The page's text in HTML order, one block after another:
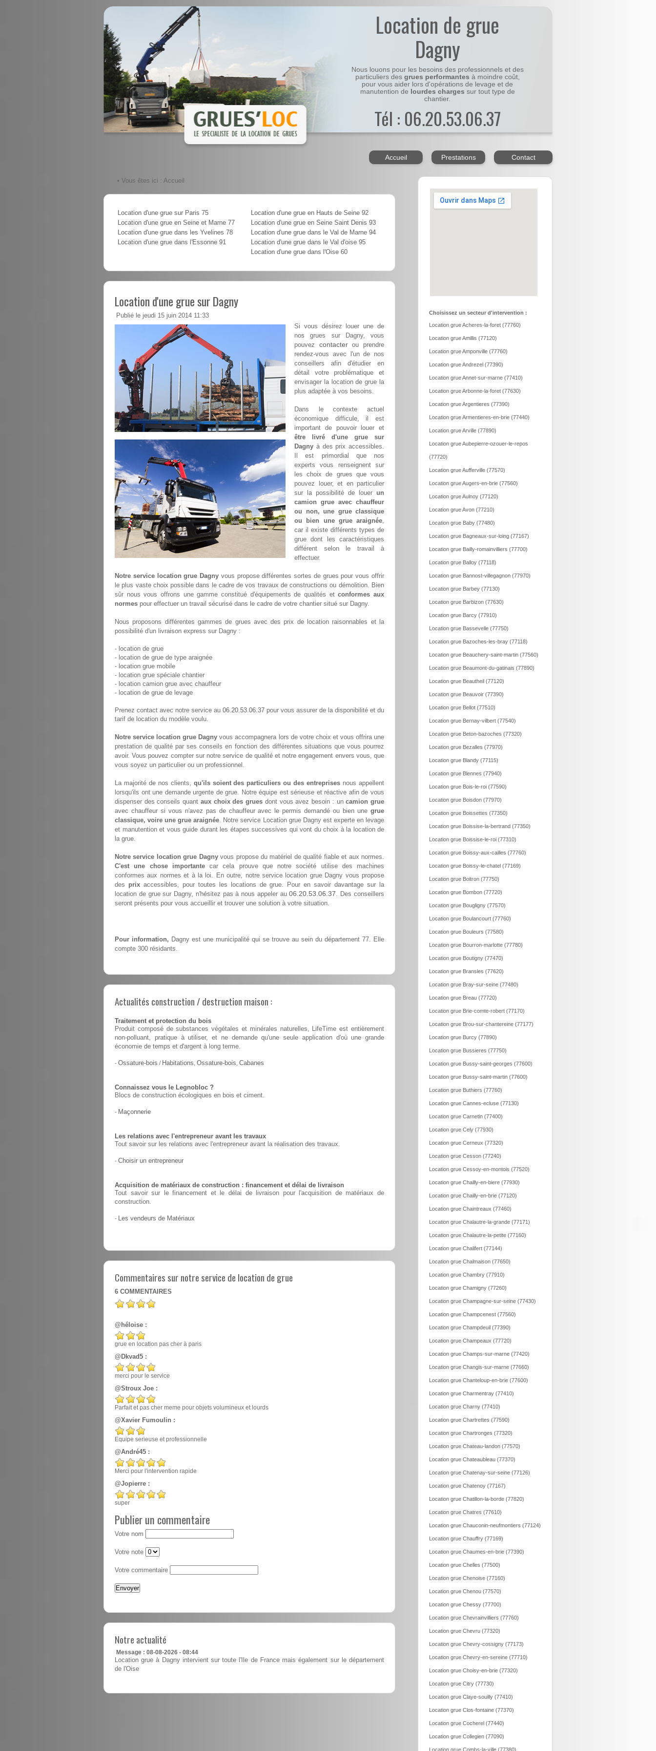
Location de grue
Dagny
Nous louons pour les besoins des professionnels et des
particuliers des grues performantes à moindre coût,
pour vous aider lors d'opérations de levage et de
manutention de lourdes charges sur tout type de
chantier.
Tél : 06.20.53.06.37
Accueil Prestations Contact
• Vous êtes ici : Accueil
Location d'une grue sur Paris 75
Location d'une grue en Seine et Marne 77
Location d'une grue dans les Yvelines 78
Location d'une grue dans l'Essonne 91
Location d'une grue en Hauts de Seine 92
Location d'une grue en Seine Saint Denis 93
Location d'une grue dans le Val de Marne 94
Location d'une grue dans le Val d'oise 95
Location d'une grue dans l'Oise 60
Location d'une grue sur Dagny
Publié le jeudi 15 juin 2014 11:33
Si vous désirez louer une de
nos grues sur Dagny, vous
pouvez contacterou prendre
rendez-vous avec l'un de nos
conseillers afin d'étudier en
détail votre problématique et
envisager la location de grue la
plus adaptée à vos besoins.
Dans le contexte actuel
économique difficule, il est
important de pouvoir louer et
être livré d'une grue sur
Dagny à des prix accessibles.
Il est primordial que nos
experts vous renseignent sur
les choix de grues que vous
pouvez louer, et en particulier
sur la possibilité de louer un
camion grue avec chauffeur
ou non, une grue classique
ou bien une grue araignée,
car il existe différents types de
grue dont les caractéristiques
différent selon le travail à
effectuer.
Notre service location grue Dagny vous propose différentes sortes de grues pour vous offrir
le plus vaste choix possible dans le cadre de vos travaux de constructions ou démolition. Bien
sûr nous vous offrons une gamme constitué d'équipements de qualités etconformes aux
normes pour effectuer un travail sécurisé dans le cadre de votre chantier situé sur Dagny.
Nous proposons différentes gammes de grues avec des prix de location raisonnables et la
possibilité d'un livraison express sur Dagny :
- location de grue
- location de grue de type araignée
- location grue mobile
- location grue spéciale chantier
- location camion grue avec chauffeur
- location de grue de levage
Prenez contact avec notre service au 06.20.53.06.37 pour vous assurer de la disponibilité et du
tarif de location du modèle voulu.
Notre service location grue Dagny vous accompagnera lors de votre choix et vous offrira une
prestation de qualité par ses conseils en fonction des différentes situations que vous pourrez
avoir. Vous pouvez compter sur notre service de qualité et notre engagement envers vous, que
vous soyez un particulier ou un professionnel.
La majorité de nos clients, qu'ils soient des particuliers ou des entreprises nous appellent
lorsqu'ils ont une demande urgente de grue. Notre équipe est sérieuse et réactive afin de vous
dispenser des conseils quant aux choix des grues dont vous avez besoin : uncamion grue
avec chauffeur si vous n'avez pas de chauffeur avec le permis demandé ou bien une grue
classique, voire une grue araignée. Notre service Location grue Dagny est experte en levage
et manutention et vous guide durant les étapes successives qui vont du choix à la location de
la grue.
Notre service location grue Dagnyvous propose du matériel de qualité fiable et aux normes.
C'est une chose importantecar cela prouve que notre société utilise des machines
conformes aux normes et à la loi. En outre, notre service location grue Dagny vous propose
des prixaccessibles, pour toutes les locations de grue. Pour en savoir davantage sur la
location de grue sur Dagny, n'hésitez pas à nous appeler au06.20.53.06.37. Des conseillers
seront présents pour vous accueillir et trouver une solution à votre situation.
Pour information, Dagny est une municipalité qui se trouve au sein du département 77. Elle
compte 300 résidants.
Actualités construction / destruction maison :
Traitement et protection du bois
Produit composé de substances végétales et minérales naturelles, LifeTime est entièrement
non-polluant, pratique à utiliser, et ne demande qu'une seule application d'où une grande
économie de temps et d'argent à long terme.
- Ossature-bois / Habitations, Ossature-bois, Cabanes
Connaissez vous le Legnobloc ?
Blocs de construction écologiques en bois et ciment.
- Maçonnerie
Les relations avec l'entrepreneur avant les travaux
Tout savoir sur les relations avec l'entrepreneur avant la réalisation des travaux.
- Choisir un entrepreneur
Acquisition de matériaux de construction : financement et délai de livraison
Tout savoir sur le financement et le délai de livraison pour l'acquisition de matériaux de
construction.
- Les vendeurs de Matériaux
Commentaires sur notre service de location de grue
6 COMMENTAIRES
@héloise :
grue en location pas cher à paris
@Dkvad5 :
merci pour le service
@Stroux Joe :
Parfait et pas cher meme pour objets volumineux et lourds
@Xavier Fumoulin :
Equipe serieuse et professionnelle
@André45 :
Merci pour l'intervention rapide
@Jopierre :
super
Publier un commentaire
Votre nom
Votre note
Votre commentaire
Notre actualité
Message : 08-08-2026 - 08:44
Location grue à Dagny intervient sur toute l'Ile de France mais également sur le département
de l'Oise
Choisissez un secteur d'intervention :
Location grue Acheres-la-foret (77760)
Location grue Amillis (77120)
Location grue Amponville (77760)
Location grue Andrezel (77390)
Location grue Annet-sur-marne (77410)
Location grue Arbonne-la-foret (77630)
Location grue Argentieres (77390)
Location grue Armentieres-en-brie (77440)
Location grue Arville (77890)
Location grue Aubepierre-ozouer-le-repos
(77720)
Location grue Aufferville (77570)
Location grue Augers-en-brie (77560)
Location grue Aulnoy (77120)
Location grue Avon (77210)
Location grue Baby (77480)
Location grue Bagneaux-sur-loing (77167)
Location grue Bailly-romainvilliers (77700)
Location grue Balloy (77118)
Location grue Bannost-villegagnon (77970)
Location grue Barbey (77130)
Location grue Barbizon (77630)
Location grue Barcy (77910)
Location grue Bassevelle (77750)
Location grue Bazoches-les-bray (77118)
Location grue Beauchery-saint-martin (77560)
Location grue Beaumont-du-gatinais (77890)
Location grue Beautheil (77120)
Location grue Beauvoir (77390)
Location grue Bellot (77510)
Location grue Bernay-vilbert (77540)
Location grue Beton-bazoches (77320)
Location grue Bezalles (77970)
Location grue Blandy (77115)
Location grue Blennes (77940)
Location grue Bois-le-roi (77590)
Location grue Boisdon (77970)
Location grue Boissettes (77350)
Location grue Boissise-la-bertrand (77350)
Location grue Boissise-le-roi (77310)
Location grue Boissy-aux-cailles (77760)
Location grue Boissy-le-chatel (77169)
Location grue Boitron (77750)
Location grue Bombon (77720)
Location grue Bougligny (77570)
Location grue Boulancourt (77760)
Location grue Bouleurs (77580)
Location grue Bourron-marlotte (77780)
Location grue Boutigny (77470)
Location grue Bransles (77620)
Location grue Bray-sur-seine (77480)
Location grue Breau (77720)
Location grue Brie-comte-robert (77170)
Location grue Brou-sur-chantereine (77177)
Location grue Burcy (77890)
Location grue Bussieres (77750)
Location grue Bussy-saint-georges (77600)
Location grue Bussy-saint-martin (77600)
Location grue Buthiers (77760)
Location grue Cannes-ecluse (77130)
Location grue Carnetin (77400)
Location grue Cely (77930)
Location grue Cerneux (77320)
Location grue Cesson (77240)
Location grue Cessoy-en-montois (77520)
Location grue Chailly-en-biere (77930)
Location grue Chailly-en-brie (77120)
Location grue Chaintreaux (77460)
Location grue Chalautre-la-grande (77171)
Location grue Chalautre-la-petite (77160)
Location grue Chalifert (77144)
Location grue Chalmaison (77650)
Location grue Chambry (77910)
Location grue Chamigny (77260)
Location grue Champagne-sur-seine (77430)
Location grue Champcenest (77560)
Location grue Champdeuil (77390)
Location grue Champeaux (77720)
Location grue Champs-sur-marne (77420)
Location grue Changis-sur-marne (77660)
Location grue Chanteloup-en-brie (77600)
Location grue Charmentray (77410)
Location grue Charny (77410)
Location grue Chartrettes (77590)
Location grue Chartronges (77320)
Location grue Chateau-landon (77570)
Location grue Chateaubleau (77370)
Location grue Chatenay-sur-seine (77126)
Location grue Chatenoy (77167)
Location grue Chatillon-la-borde (77820)
Location grue Chatres (77610)
Location grue Chauconin-neufmontiers (77124)
Location grue Chauffry (77169)
Location grue Chaumes-en-brie (77390)
Location grue Chelles (77500)
Location grue Chenoise (77160)
Location grue Chenou (77570)
Location grue Chessy (77700)
Location grue Chevrainvilliers (77760)
Location grue Chevru (77320)
Location grue Chevry-cossigny (77173)
Location grue Chevry-en-sereine (77710)
Location grue Choisy-en-brie (77320)
Location grue Citry (77730)
Location grue Claye-souilly (77410)
Location grue Clos-fontaine (77370)
Location grue Cocherel (77440)
Location grue Collegien (77090)
Location grue Combs-la-ville (77380)